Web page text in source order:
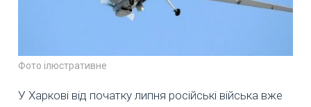
Фото ілюстративне
У Харкові від початку липня російські війська вже